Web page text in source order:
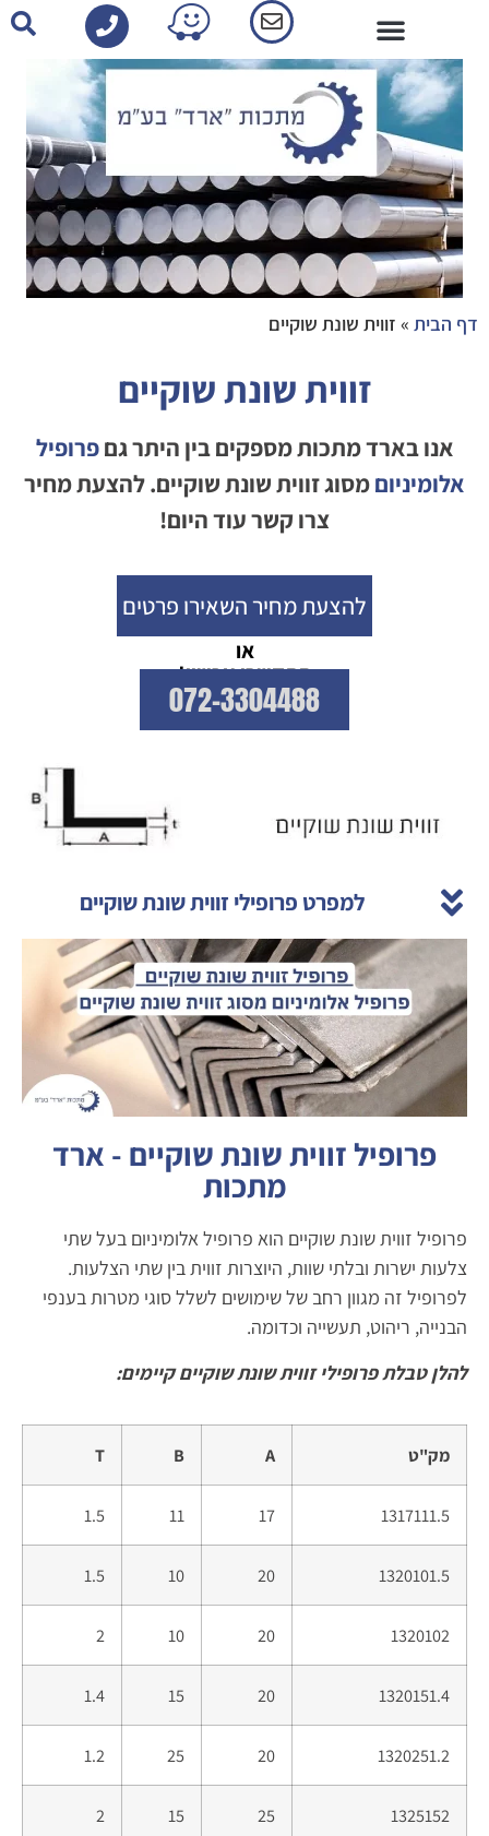
דף הבית » זווית שונת שוקיים
זווית שונת שוקיים
אנו בארד מתכות מספקים בין היתר גםפרופיל
אלומיניוםמסוג זווית שונת שוקיים. להצעת מחיר
צרו קשר עוד היום!
להצעת מחיר השאירו פרטים
או
התקשרו עכשיו!
072-3304488
למפרט פרופילי זווית שונת שוקיים
פרופיל זווית שונת שוקיים - ארד
מתכות
פרופיל זווית שונת שוקיים הוא פרופיל אלומיניום בעל שתי
צלעות ישרות ובלתי שוות, היוצרות זווית בין שתי הצלעות.
לפרופיל זה מגוון רחב של שימושים לשלל סוגי מטרות בענפי
הבנייה, ריהוט, תעשייה וכדומה.
להלן טבלת פרופילי זווית שונת שוקיים קיימים:
מק"ט A
B
T
1317111.5
17
11
1.5
1320101.5
20
10
1.5
1320102
20
10
2
1320151.4
20
15
1.4
1320251.2
20
25
1.2
1325152
25
15
2